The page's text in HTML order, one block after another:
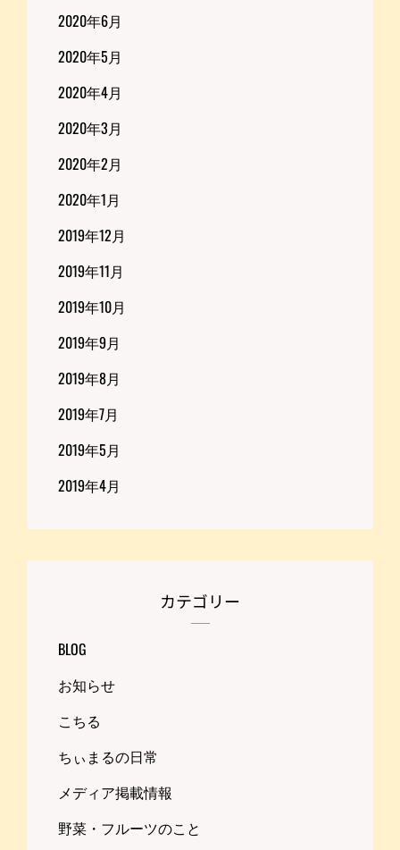
2020年6月
2020年5月
2020年4月
2020年3月
2020年2月
2020年1月
2019年12月
2019年11月
2019年10月
2019年9月
2019年8月
2019年7月
2019年5月
2019年4月
カテゴリー
BLOG
お知らせ
こちる
ちぃまるの日常
メディア掲載情報
野菜・フルーツのこと